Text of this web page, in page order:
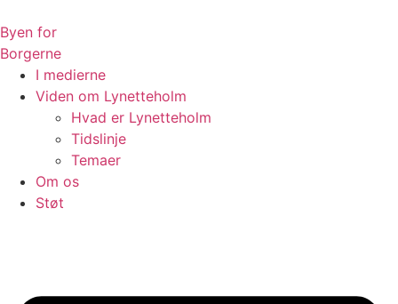
til
indhold
Byen for
Borgerne
I medierne
Viden om Lynetteholm
Hvad er Lynetteholm
Tidslinje
Temaer
Om os
Støt